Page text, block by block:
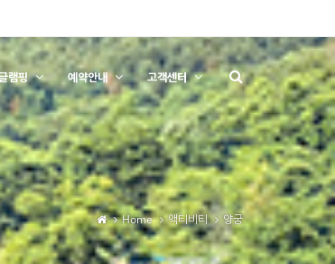
램핑 예약안내 고객센터
Home 액티비티 양궁